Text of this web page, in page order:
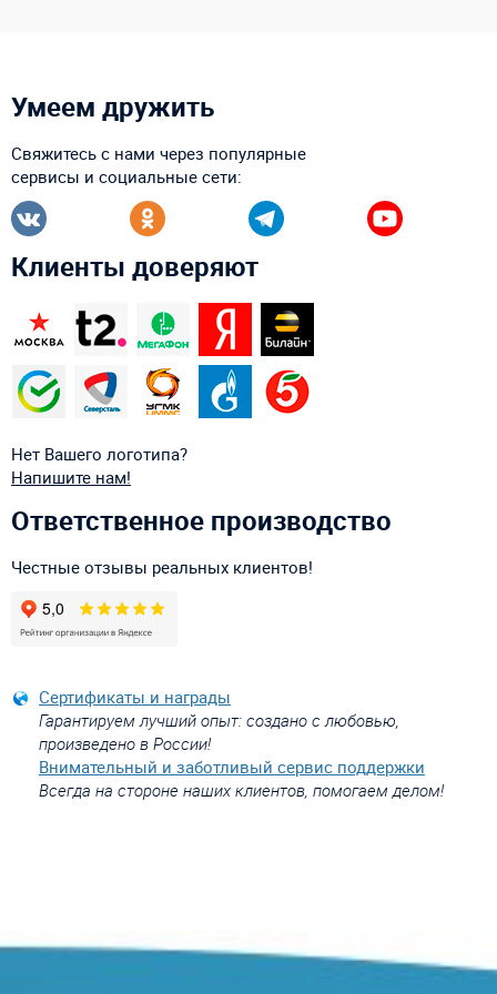
Умеем дружить
Свяжитесь с нами через популярные
сервисы и социальные сети:
Клиенты доверяют
Нет Вашего логотипа?
Напишите нам!
Ответственное производство
Честные отзывы реальных клиентов!
Сертификаты и награды
Гарантируем лучший опыт: создано с любовью,
произведено в России!
Внимательный и заботливый сервис поддержки
Всегда на стороне наших клиентов, помогаем делом!